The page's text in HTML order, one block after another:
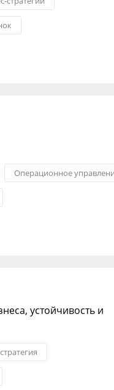
Операционное
устойчивость и